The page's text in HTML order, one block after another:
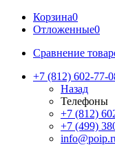
Корзина0
Отложенные0
Сравнение
+7 (812) 602-77-
Назад
Телефоны
+7 (812)
+7 (499)